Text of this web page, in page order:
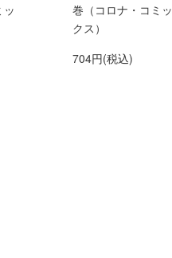
巻（コロナ・コミッ
クス）
704円(税込)